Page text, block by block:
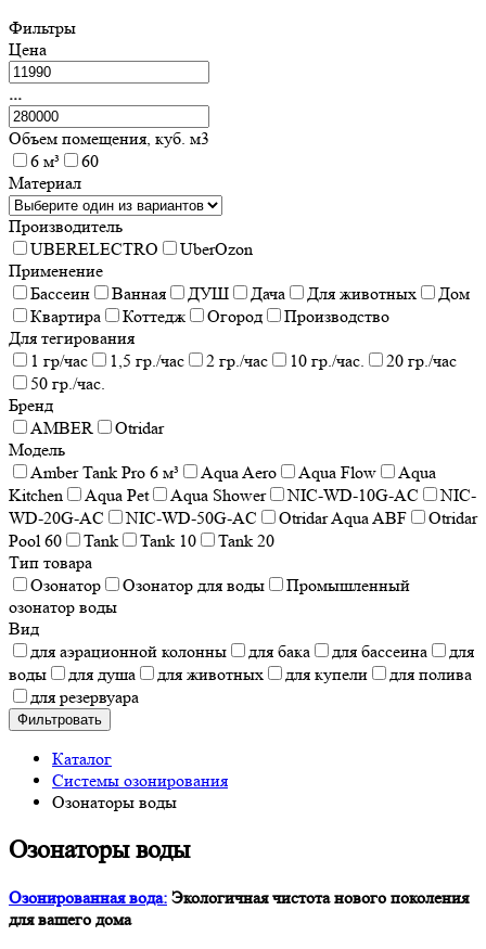
Фильтры
Цена
...
Объем помещения, куб. м3
6 м³
60
Материал
Производитель
UBERELECTRO
UberOzon
Применение
Бассеин
Ванная ДУШ Дача Для животных
Дом
Квартира
Коттедж Огород
Производство
Для тегирования
1 гр/час
1,5 гр./час 2 гр./час 10 гр./час.
20 гр./час
50 гр./час.
Бренд
AMBER
Otridar
Модель
Amber Tank Pro 6 м³
Aqua Aero Aqua Flow
Aqua
Kitchen
Aqua Pet Aqua Shower NIC-WD-10G-AC
NIC-
WD-20G-AC
NIC-WD-50G-AC Otridar Aqua ABF
Otridar
Pool 60
Tank Tank 10
Tank 20
Тип товара
Озонатор
Озонатор для воды
Промышленный
озонатор воды
Вид
для аэрационной колонны
для бака для бассеина
для
воды
для душа для животных для купели
для полива
для резервуара
Фильтровать
Каталог
Системы озонирования
Озонаторы воды
Озонаторы воды
Озонированная вода: Экологичная чистота нового поколения
для вашего дома